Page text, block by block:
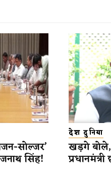
सोल्जर’
सिंह!
देश दुनिया
खड़गे बोले,